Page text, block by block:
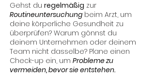
Gehst du regelmäßig zur
Routineuntersuchung beim Arzt, um
deine körperliche Gesundheit zu
überprüfen? Warum gönnst du
deinem Unternehmen oder deinem
Team nicht dasselbe? Plane einen
Check-up ein, um Probleme zu
vermeiden, bevor sie entstehen.